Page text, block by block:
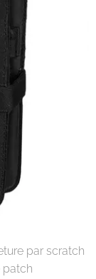
par scratch
patch